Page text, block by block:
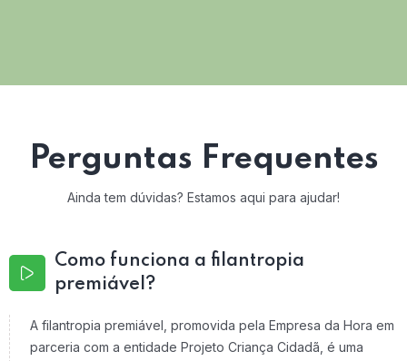
Perguntas Frequentes
Ainda tem dúvidas? Estamos aqui para ajudar!
Como funciona a filantropia
premiável?
A filantropia premiável, promovida pela Empresa da Hora em
parceria com a entidade Projeto Criança Cidadã, é uma